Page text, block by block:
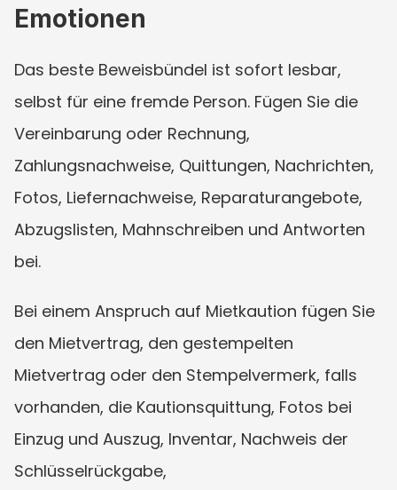
Emotionen
Das beste Beweisbündel ist sofort lesbar,
selbst für eine fremde Person. Fügen Sie die
Vereinbarung oder Rechnung,
Zahlungsnachweise, Quittungen, Nachrichten,
Fotos, Liefernachweise, Reparaturangebote,
Abzugslisten, Mahnschreiben und Antworten
bei.
Bei einem Anspruch auf Mietkaution fügen Sie
den Mietvertrag, den gestempelten
Mietvertrag oder den Stempelvermerk, falls
vorhanden, die Kautionsquittung, Fotos bei
Einzug und Auszug, Inventar, Nachweis der
Schlüsselrückgabe,